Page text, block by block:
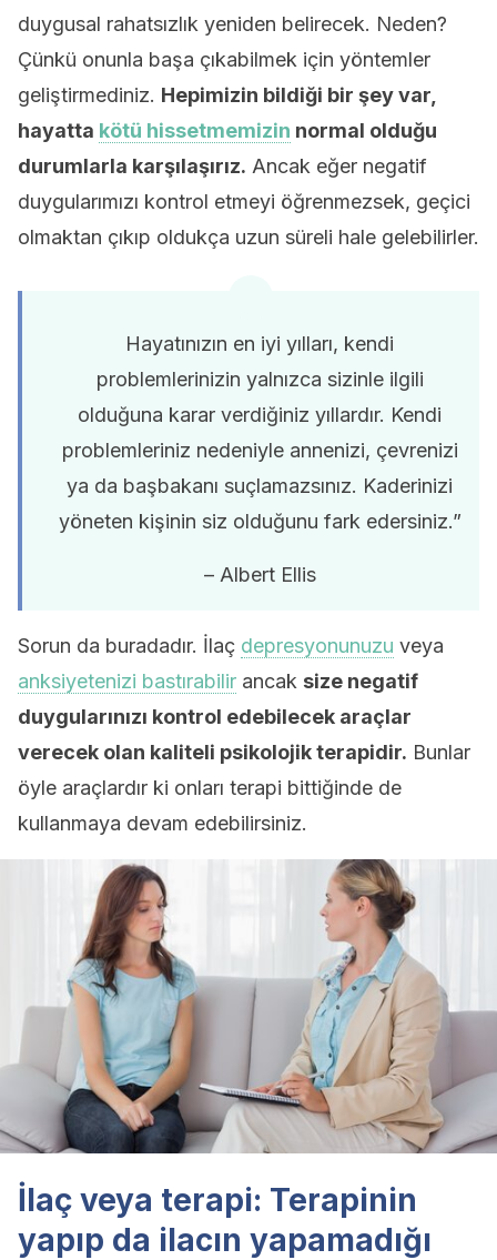
duygusal rahatsızlık yeniden belirecek. Neden?
Çünkü onunla başa çıkabilmek için yöntemler
geliştirmediniz. Hepimizin bildiği bir şey var,
hayatta kötü hissetmemizin normal olduğu
durumlarla karşılaşırız. Ancak eğer negatif
duygularımızı kontrol etmeyi öğrenmezsek, geçici
olmaktan çıkıp oldukça uzun süreli hale gelebilirler.
Hayatınızın en iyi yılları, kendi
problemlerinizin yalnızca sizinle ilgili
olduğuna karar verdiğiniz yıllardır. Kendi
problemleriniz nedeniyle annenizi, çevrenizi
ya da başbakanı suçlamazsınız. Kaderinizi
yöneten kişinin siz olduğunu fark edersiniz.”
– Albert Ellis
Sorun da buradadır. İlaç depresyonunuzu veya
anksiyetenizi bastırabilir ancak size negatif
duygularınızı kontrol edebilecek araçlar
verecek olan kaliteli psikolojik terapidir. Bunlar
öyle araçlardır ki onları terapi bittiğinde de
kullanmaya devam edebilirsiniz.
İlaç veya terapi: Terapinin
yapıp da ilacın yapamadığı